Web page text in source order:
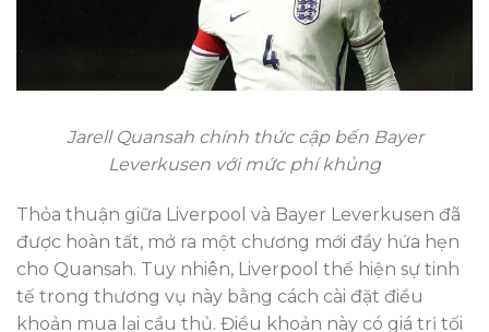
Jarell Quansah chính thức cập bến Bayer
Leverkusen với mức phí khủng
Thỏa thuận giữa Liverpool và Bayer Leverkusen đã
được hoàn tất, mở ra một chương mới đầy hứa hẹn
cho Quansah. Tuy nhiên, Liverpool thể hiện sự tinh
tế trong thương vụ này bằng cách cài đặt điều
khoản mua lại cầu thủ. Điều khoản này có giá trị tối